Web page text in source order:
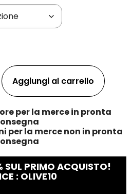
Aggiungi al carrello
per la merce in pronta
per la merce non in pronta
SUL PRIMO ACQUISTO!
: OLIVE10